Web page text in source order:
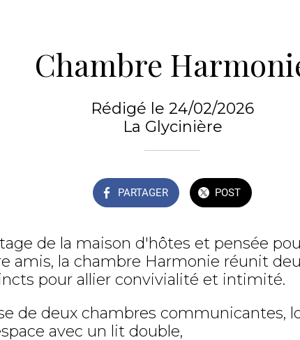
Chambre
Rédigé le 24/02/2026
La Glycinière
PARTAGER POST
de la maison d'hôtes et pensée
amis, la chambre Harmonie réunit
pour allier convivialité et intimité.
de deux chambres communicantes,
avec un lit double,